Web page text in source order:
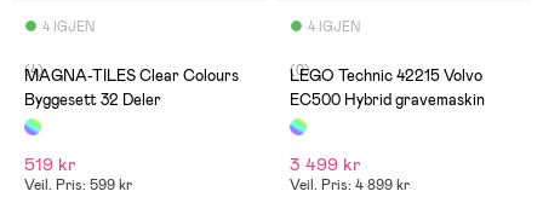
4 IGJEN
(4)
MAGNA-TILES Clear Colours
Byggesett 32 Deler
519 kr
Veil. Pris: 599 kr
4 IGJEN
(0)
LEGO Technic 42215 Volvo
EC500 Hybrid gravemaskin
3 499 kr
Veil. Pris: 4 899 kr